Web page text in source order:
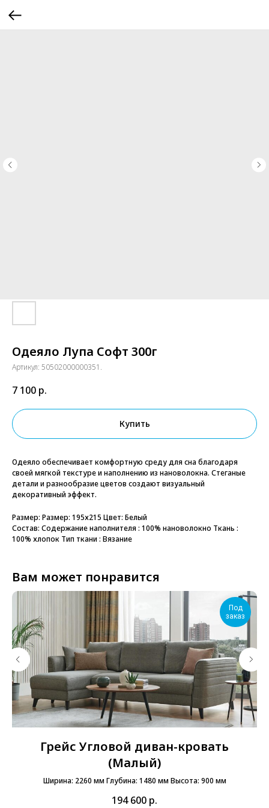
Одеяло Лупа Софт 300г
Артикул: 50502000000351.
7 100 р.
Купить
Одеяло обеспечивает комфортную среду для сна благодаря
своей мягкой текстуре и наполнению из нановолокна. Стеганые
детали и разнообразие цветов создают визуальный
декоративный эффект.
Размер: Размер: 195х215 Цвет: Белый
Состав: Содержание наполнителя : 100% нановолокно Ткань :
100% хлопок Тип ткани : Вязание
Вам может понравится
Под
заказ
Грейс Угловой диван-кровать
(Малый)
Ширина: 2260 мм Глубина: 1480 мм Высота: 900 мм
194 600 р.